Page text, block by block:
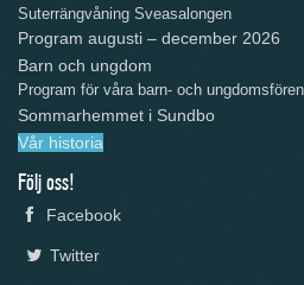
Suterrängvåning Sveasalongen
Program augusti – december 2026
Barn och ungdom
Program för våra barn- och
Sommarhemmet i Sundbo
Vår historia
Följ oss!
Facebook
Twitter